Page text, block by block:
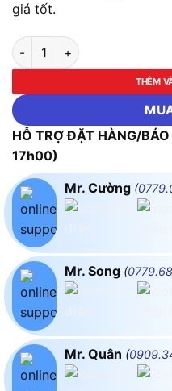
giá tốt.
Máy cắt cỏ dùng pin Makita
THÊM
HỖ TRỢ ĐẶT HÀNG/
17h00)
Mr. Cường (
Mr. Song (
Mr. Quân (